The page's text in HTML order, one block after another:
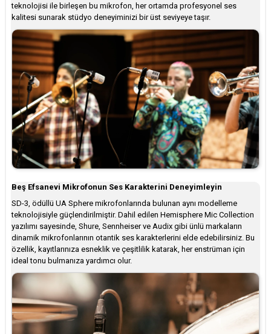
teknolojisi ile birleşen bu mikrofon, her ortamda profesyonel ses
kalitesi sunarak stüdyo deneyiminizi bir üst seviyeye taşır.
Beş Efsanevi Mikrofonun Ses Karakterini Deneyimleyin
SD-3, ödüllü UA Sphere mikrofonlarında bulunan aynı modelleme
teknolojisiyle güçlendirilmiştir. Dahil edilen Hemisphere Mic Collection
yazılımı sayesinde, Shure, Sennheiser ve Audix gibi ünlü markaların
dinamik mikrofonlarının otantik ses karakterlerini elde edebilirsiniz. Bu
özellik, kayıtlarınıza esneklik ve çeşitlilik katarak, her enstrüman için
ideal tonu bulmanıza yardımcı olur.